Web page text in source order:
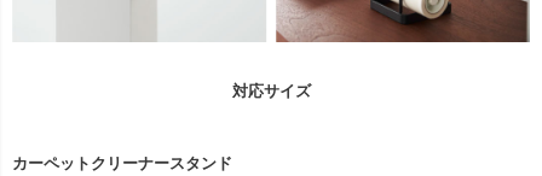
対応サイズ
カーペットクリーナースタンド